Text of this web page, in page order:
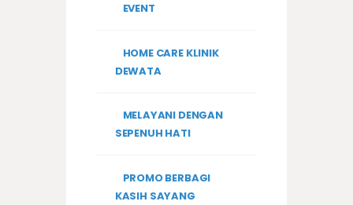
EVENT
HOME CARE KLINIK
DEWATA
MELAYANI DENGAN
SEPENUH HATI
PROMO BERBAGI
KASIH SAYANG